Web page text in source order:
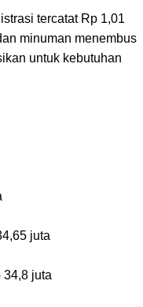
tercatat Rp 1,01
minuman menembus
untuk kebutuhan
juta
34,8 juta